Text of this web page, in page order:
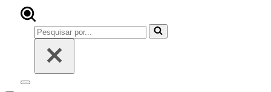
Pesquisar
por...
Menu